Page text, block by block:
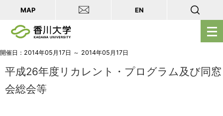
メ
ニ
ー
MAP EN
開催日：2014年05月17日 ～ 2014年05月17日
平成26年度リカレント・プログラム及び同窓
会総会等